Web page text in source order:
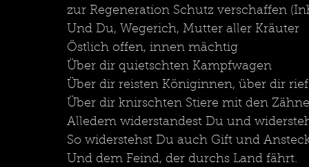
zur Regeneration Schutz verschaffen
Und Du, Wegerich, Mutter aller Kräuter
Östlich offen, innen mächtig
Über dir quietschten Kampfwagen
Über dir reisten Königinnen, über dir
Über dir knirschten Stiere mit den
Alledem widerstandest Du und
So widerstehst Du auch Gift und
Und dem Feind, der durchs Land fährt.